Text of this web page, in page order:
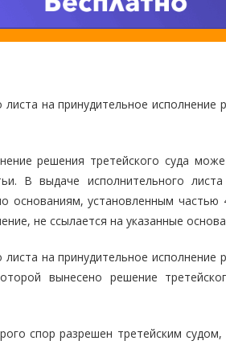
на принудительное исполнение
решения третейского суда
В выдаче исполнительного листа
основаниям, установленным частью
не ссылается на указанные
на принудительное исполнение
вынесено решение
спор разрешен третейским